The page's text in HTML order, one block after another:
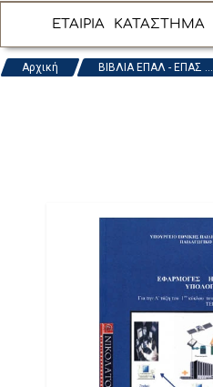
ΕΤΑΙΡΙΑ ΚΑΤΑΣΤΗΜΑ
Αρχική ΒΙΒΛΙΑ ΕΠΑΛ - ΕΠΑΣ ...